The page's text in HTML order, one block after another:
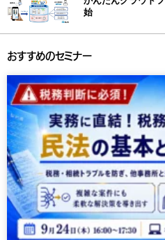
始
おすすめのセミナー